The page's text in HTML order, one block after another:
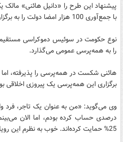
پیشنهاد این طرح را «دانیل هائنی»
با جمع‌آوری 100 هزار امضا دولت را به برگزاری همه‌پرسی ملزم کرد.
نوع حکومت در سوئیس دموکراسی
را به همه‌پرسی عمومی می‌گذارد.
هائنی شکست در همه‌پرسی را پذیرفته،
برگزاری این همه‌پرسی یک پیروزی اخلاقی
25% حمایت کرده‌اند. خوب به نظرم این رویایی و شورانگیز است.»